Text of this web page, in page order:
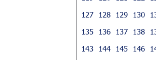
127
128 129 130
135
136 137 138
143
144 145 146